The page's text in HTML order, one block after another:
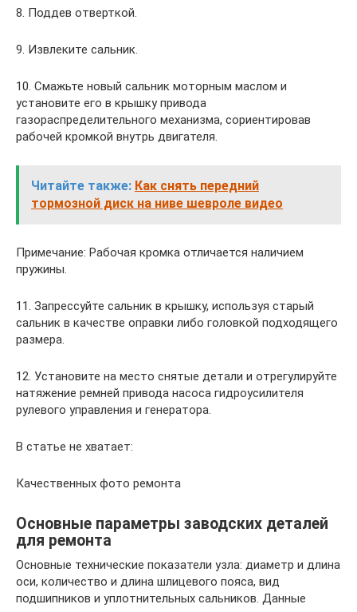
8. Поддев отверткой.
9. Извлеките сальник.
10. Смажьте новый сальник моторным маслом и
установите его в крышку привода
газораспределительного механизма, сориентировав
рабочей кромкой внутрь двигателя.
Читайте также: Как снять передний
тормозной диск на ниве шевроле видео
Примечание: Рабочая кромка отличается наличием
пружины.
11. Запрессуйте сальник в крышку, используя старый
сальник в качестве оправки либо головкой подходящего
размера.
12. Установите на место снятые детали и отрегулируйте
натяжение ремней привода насоса гидроусилителя
рулевого управления и генератора.
В статье не хватает:
Качественных фото ремонта
Основные параметры заводских деталей
для ремонта
Основные технические показатели узла: диаметр и длина
оси, количество и длина шлицевого пояса, вид
подшипников и уплотнительных сальников. Данные